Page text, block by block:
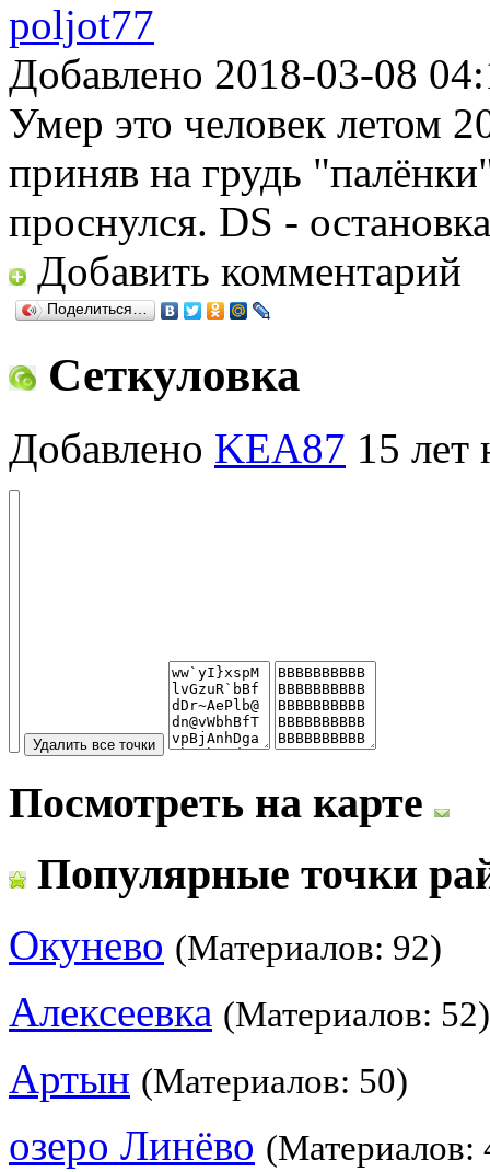
poljot77
Добавлено 2018-03-08
Умер это человек летом
приняв на грудь
проснулся. DS -
Добавить комментарий
Поделиться…
Сеткуловка
Добавлено KEA87 15 лет
Посмотреть на карте
Популярные точки
Окунево (Материалов: 92)
Алексеевка (Материалов: 52)
Артын (Материалов: 50)
озеро Линёво (Материалов: